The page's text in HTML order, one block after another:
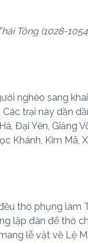
Tông (1028-
nghèo sang
Các trại này dần
Đại Yên, Giảng
Khánh, Kim Mã,
thờ phụng
lập đàn để thờ
lễ vật về Lệ